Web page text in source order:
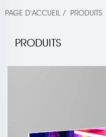
PAGE D'ACCUEIL / PRODUITS
PRODUITS